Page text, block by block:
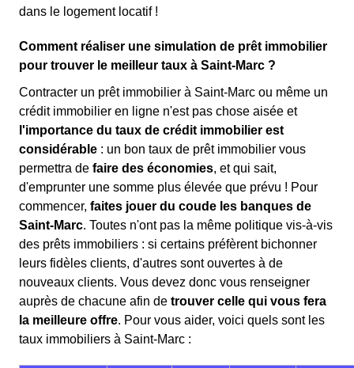
dans le logement locatif !
Comment réaliser une simulation de prêt immobilier
pour trouver le meilleur taux à Saint-Marc ?
Contracter un prêt immobilier à Saint-Marc ou même un
crédit immobilier en ligne n'est pas chose aisée et
l'importance du taux de crédit immobilier est
considérable : un bon taux de prêt immobilier vous
permettra de faire des économies, et qui sait,
d'emprunter une somme plus élevée que prévu ! Pour
commencer, faites jouer du coude les banques de
Saint-Marc. Toutes n'ont pas la même politique vis-à-vis
des prêts immobiliers : si certains préfèrent bichonner
leurs fidèles clients, d'autres sont ouvertes à de
nouveaux clients. Vous devez donc vous renseigner
auprès de chacune afin de trouver celle qui vous fera
la meilleure offre. Pour vous aider, voici quels sont les
taux immobiliers à Saint-Marc :